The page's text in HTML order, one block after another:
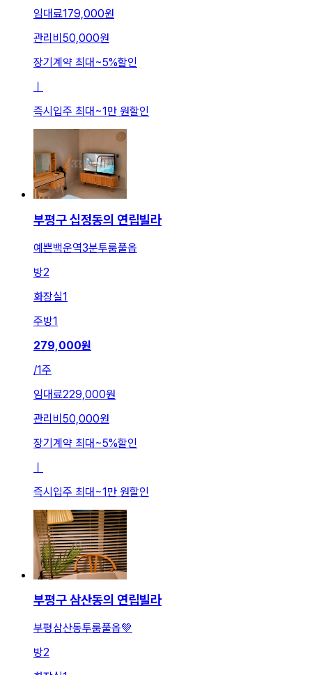
임대료179,000원
관리비 50,000원
장기계약 최대 ~5%할인
즉시입주 최대 ~1만 원할인
부평구 십정동의 연립빌라
예쁜백운역3분투룸풀옵
방2
화장실1
주방1
279,000원
/1주
임대료229,000원
관리비 50,000원
장기계약 최대~5%할인
ㅣ
즉시입주 최대~1만 원할인
부평구 삼산동의 연립빌라
부평삼산동투룸풀옵💚
방2